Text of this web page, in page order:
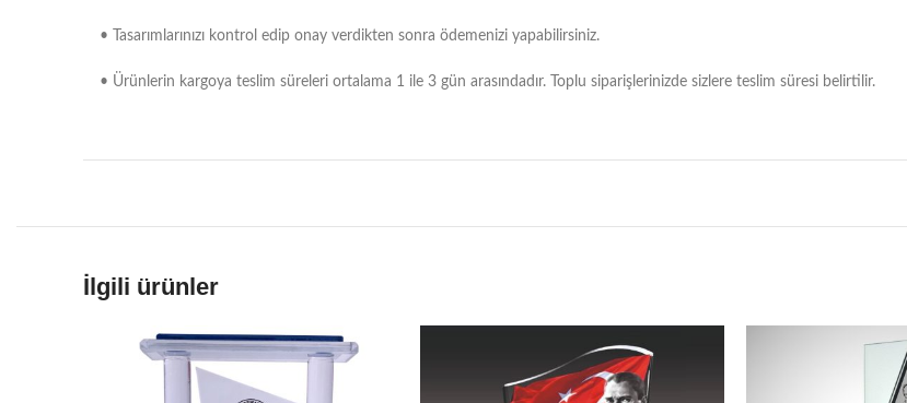
• Tasarımlarınızı kontrol edip onay verdikten sonra ödemenizi yapabilirsiniz.
• Ürünlerin kargoya teslim süreleri ortalama 1 ile 3 gün arasındadır. Toplu siparişlerinizde sizlere teslim süresi belirtilir.
İlgili ürünler